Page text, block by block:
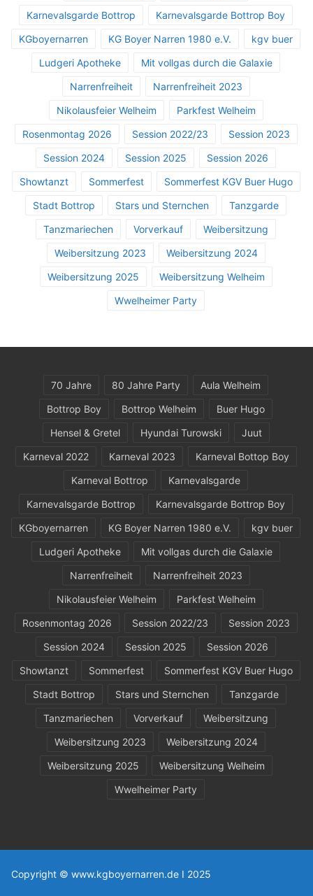
Karnevalsgarde Bottrop
Karnevalsgarde Bottrop Boy
KGboyernarren
KG Boyer Narren 1980 e.V.
kgv buer
Ludgeri Apotheke
Mit vollgas durch die Galaxie
Narrenfreiheit
Narrenfreiheit 2023
Nikolausfeier Welheim
Parkfest Welheim
Rosenmontag 2026
Session 2022/23
Session 2023
Session 2024
Session 2025
Session 2026
Showtanzt
Sommerfest
Sommerfest KGV Buer Hugo
Stadt Bottrop
Stars und Sternchen
Tanzgarde
Tanzmariechen
Vorverkauf
Weibersitzung
Weibersitzung 2023
Weibersitzung 2024
Weibersitzung 2025
Weibersitzung Welheim
Wwelheimer Party
70 Jahre 80 Jahre Party
Aula Welheim
Bottrop Boy
Bottrop Welheim
Buer Hugo
Hensel & Gretel
Hyundai Turowski
Juut
Karneval 2022
Karneval 2023
Karneval Bottop Boy
Karneval Bottrop
Karnevalsgarde
Karnevalsgarde Bottrop
Karnevalsgarde Bottrop Boy
KGboyernarren
KG Boyer Narren 1980 e.V.
kgv buer
Ludgeri Apotheke
Mit vollgas durch die Galaxie
Narrenfreiheit
Narrenfreiheit 2023
Nikolausfeier Welheim
Parkfest Welheim
Rosenmontag 2026
Session 2022/23
Session 2023
Session 2024
Session 2025
Session 2026
Showtanzt
Sommerfest
Sommerfest KGV Buer Hugo
Stadt Bottrop
Stars und Sternchen
Tanzgarde
Tanzmariechen
Vorverkauf
Weibersitzung
Weibersitzung 2023
Weibersitzung 2024
Weibersitzung 2025
Weibersitzung Welheim
Wwelheimer Party
Copyright © www.kgboyernarren.de I 2025